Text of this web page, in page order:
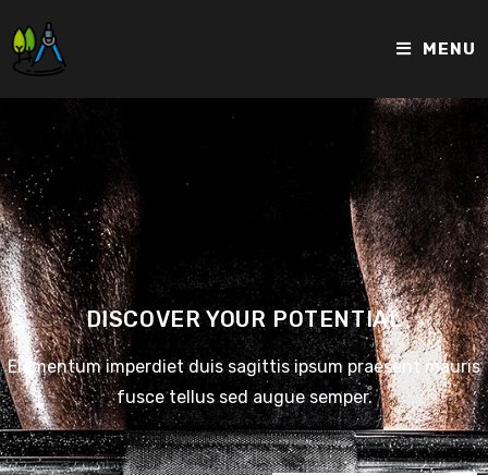
MENU
DISCOVER YOUR POTENTIAL
Elementum imperdiet duis sagittis ipsum praesent mauris
fusce tellus sed augue semper.